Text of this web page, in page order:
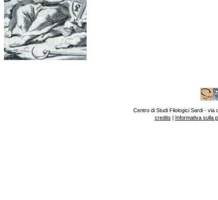
Centro di Studi Filologici Sardi - via
credits | Informativa sulla